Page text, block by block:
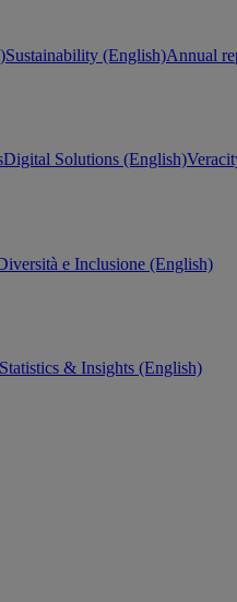
Sustainability (English)Annual
Digital Solutions (English)
e Inclusione (English)
Statistics & Insights (English)